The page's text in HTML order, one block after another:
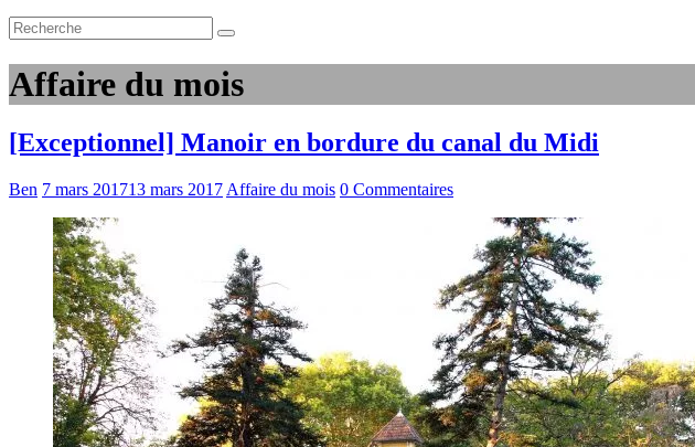
Affaire du mois
[Exceptionnel] Manoir en bordure du canal du Midi
Ben 7 mars 201713 mars 2017 Affaire du mois 0 Commentaires